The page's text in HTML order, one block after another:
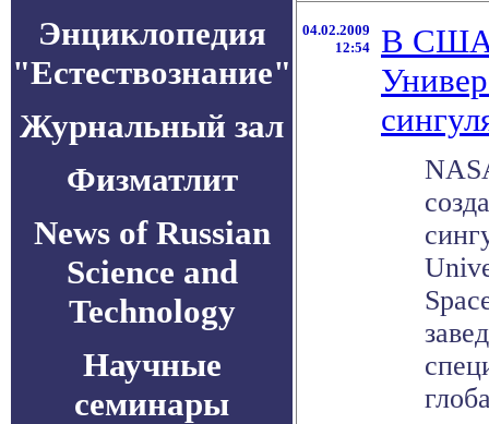
Энциклопедия
"Естествознание"
Журнальный зал
Физматлит
News of Russian
Science and
Technology
Научные
семинары
04.02.2009
12:54
В США